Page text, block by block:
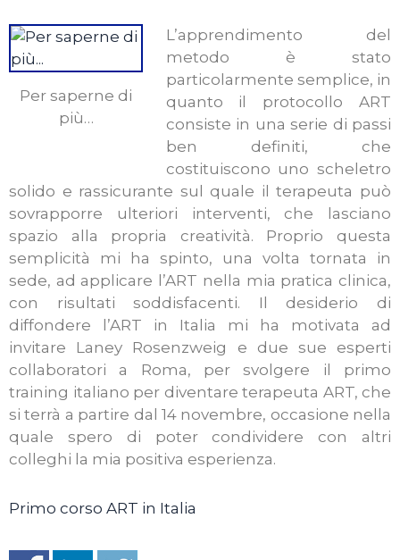
Per saperne di
più…
L’apprendimento del
metodo è stato
particolarmente semplice, in
quanto il protocollo ART
consiste in una serie di passi
ben definiti, che
costituiscono uno scheletro
solido e rassicurante sul quale il terapeuta può
sovrapporre ulteriori interventi, che lasciano
spazio alla propria creatività. Proprio questa
semplicità mi ha spinto, una volta tornata in
sede, ad applicare l’ART nella mia pratica clinica,
con risultati soddisfacenti. Il desiderio di
diffondere l’ART in Italia mi ha motivata ad
invitare Laney Rosenzweig e due sue esperti
collaboratori a Roma, per svolgere il primo
training italiano per diventare terapeuta ART, che
si terrà a partire dal 14 novembre, occasione nella
quale spero di poter condividere con altri
colleghi la mia positiva esperienza.
Primo corso ART in Italia